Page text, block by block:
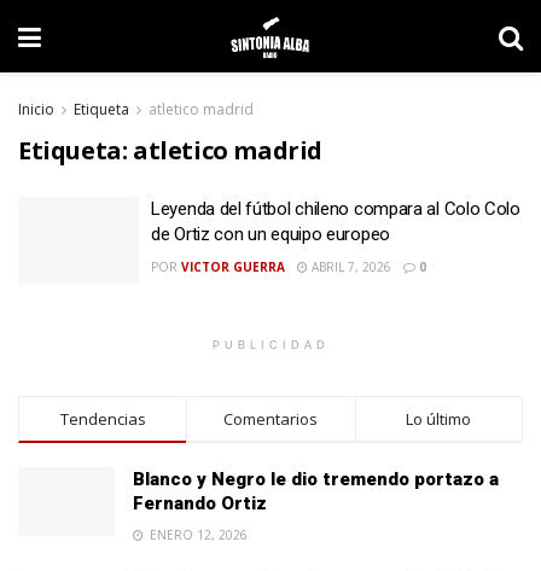
Inicio Etiqueta atletico madrid
Etiqueta: atletico madrid
Leyenda del fútbol chileno compara al Colo Colo
de Ortiz con un equipo europeo
POR VICTOR GUERRA ABRIL 7, 2026 0
PUBLICIDAD
Tendencias Comentarios Lo último
Blanco y Negro le dio tremendo portazo a
Fernando Ortiz
ENERO 12, 2026